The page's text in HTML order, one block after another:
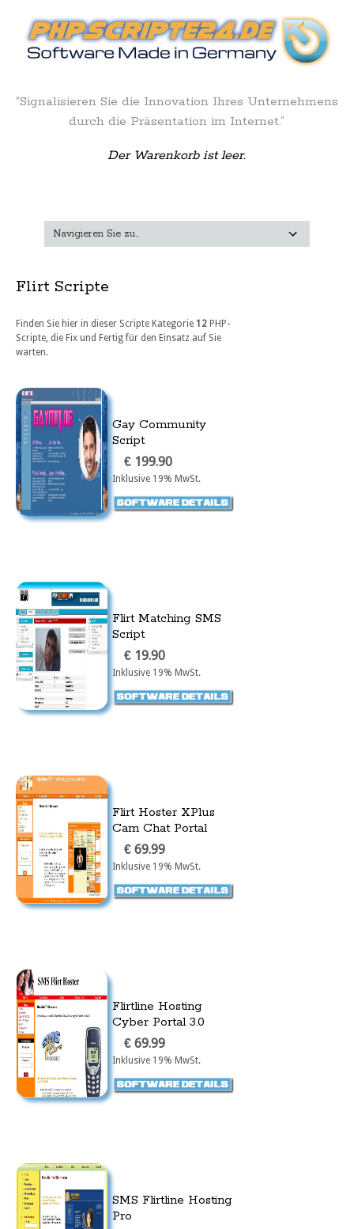
“Signalisieren Sie die Innovation Ihres Unternehmens
durch die Präsentation im Internet.”
Der Warenkorb ist leer.
Flirt Scripte
Finden Sie hier in dieser Scripte Kategorie 12 PHP-
Scripte, die Fix und Fertig für den Einsatz auf Sie
warten.
Gay Community
Script
€ 199.90
Inklusive 19% MwSt.
Flirt Matching SMS
Script
€ 19.90
Inklusive 19% MwSt.
Flirt Hoster XPlus
Cam Chat Portal
€ 69.99
Inklusive 19% MwSt.
Flirtline Hosting
Cyber Portal 3.0
€ 69.99
Inklusive 19% MwSt.
SMS Flirtline Hosting
Pro